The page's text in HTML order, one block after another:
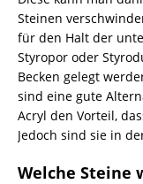
Steinen
für den Halt der
Styropor oder
Becken gelegt
sind eine gute
Acryl den Vorteil,
Jedoch sind sie in
Welche Steine